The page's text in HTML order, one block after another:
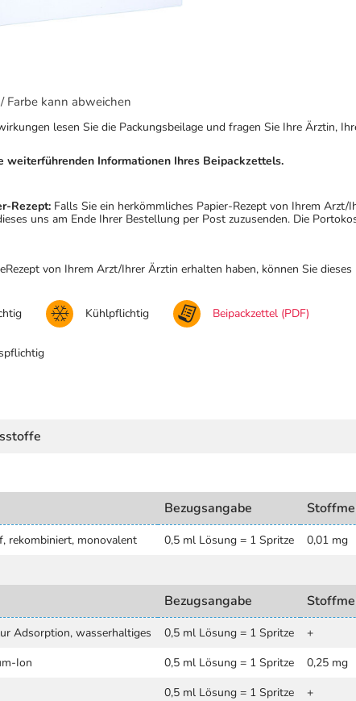
Farbe kann abweichen
lesen Sie die Packungsbeilage und fragen Sie Ihre Ärztin,
weiterführenden Informationen Ihres Beipackzettels.
Rezept: Falls Sie ein herkömmliches Papier-Rezept von Ihrem Arzt/
uns am Ende Ihrer Bestellung per Post zuzusenden. Die
von Ihrem Arzt/Ihrer Ärztin erhalten haben, können Sie dieses
Kühlpflichtig Beipackzettel (PDF)
Bezugsangabe
rekombiniert, monovalent 0,5 ml Lösung = 1 Spritze
0,01 mg
Bezugsangabe
Adsorption, wasserhaltiges 0,5 ml Lösung = 1 Spritze
+
Ion
0,5 ml Lösung = 1 Spritze
0,25 mg
0,5 ml Lösung = 1 Spritze
+